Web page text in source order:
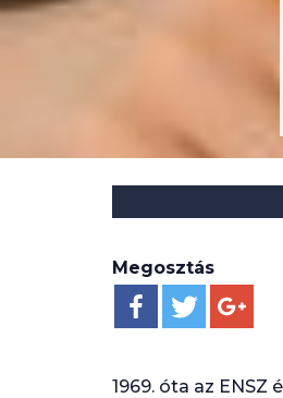
Megosztás
1969. óta az